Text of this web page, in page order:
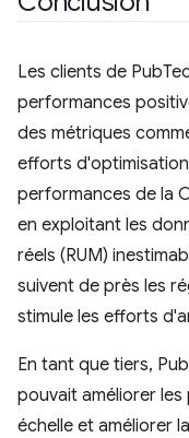
Les clients de
performances
des métriques
efforts
performances de la
en exploitant les
réels (RUM)
suivent de près les
stimule les efforts
En tant que tiers,
pouvait améliorer
échelle et améliorer